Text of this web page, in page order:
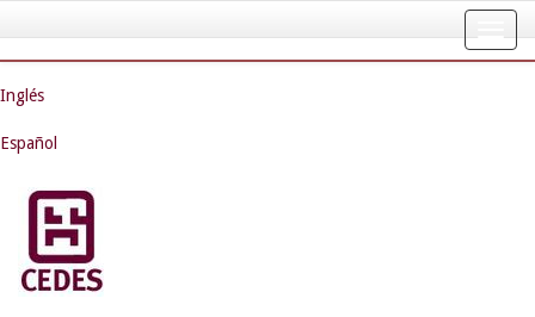
navigation
Inglés
Español